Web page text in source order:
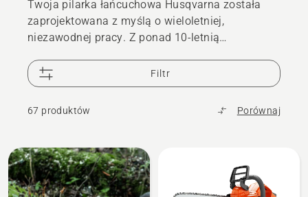
Twoja pilarka łańcuchowa Husqvarna została
zaprojektowana z myślą o wieloletniej,
niezawodnej pracy. Z ponad 10-letnią
łańcuchowych i 25 000 sprzedawców na całym
świecie, masz pewność, że wsparcie jest zawsze
w zasięgu ręki
Filtr
67 produktów Porównaj
Wszystkie
produkty